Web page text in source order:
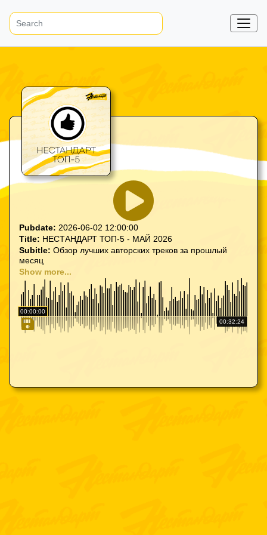
Pubdate: 2026-06-02 12:00:00
Title: НЕСТАНДАРТ ТОП-5 - МАЙ 2026
Subitle: Обзор лучших авторских треков за прошлый
месяц
Show more...
00:00:00
00:32:24